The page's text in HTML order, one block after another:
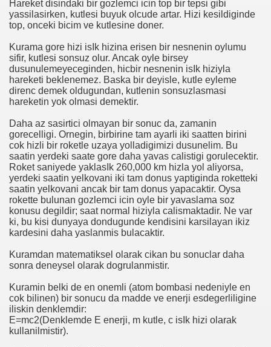
Hareket disindaki bir gozlemci icin top bir tepsi gibi
yassilasirken, kutlesi buyuk olcude artar. Hizi kesildiginde
top, onceki bicim ve kutlesine doner.
Kurama gore hizi isIk hizina erisen bir nesnenin oylumu
sifir, kutlesi sonsuz olur. Ancak oyle birsey
dusunulemeyeceginden, hicbir nesnenin isIk hiziyla
hareketi beklenemez. Baska bir deyisle, kutle eyleme
direnc demek oldugundan, kutlenin sonsuzlasmasi
hareketin yok olmasi demektir.
Daha az sasirtici olmayan bir sonuc da, zamanin
gorecelligi. Ornegin, birbirine tam ayarli iki saatten birini
cok hizli bir roketle uzaya yolladigimizi dusunelim. Bu
saatin yerdeki saate gore daha yavas calistigi gorulecektir.
Roket saniyede yaklasIk 260,000 km hizla yol aliyorsa,
yerdeki saatin yelkovani iki tam donus yaptiginda roketteki
saatin yelkovani ancak bir tam donus yapacaktir. Oysa
rokette bulunan gozlemci icin oyle bir yavaslama soz
konusu degildir; saat normal hiziyla calismaktadir. Ne var
ki, bu kisi dunyaya dondugunde kendisini karsilayan ikiz
kardesini daha yaslanmis bulacaktir.
Kuramdan matematiksel olarak cikan bu sonuclar daha
sonra deneysel olarak dogrulanmistir.
Kuramin belki de en onemli (atom bombasi nedeniyle en
cok bilinen) bir sonucu da madde ve enerji esdegerliligine
iliskin denklemdir:
E=mc2(Denklemde E enerji, m kutle, c isIk hizi olarak
kullanilmistir).
Etti
Platini'yi üzdü
Yarın Çekilecek
Etti